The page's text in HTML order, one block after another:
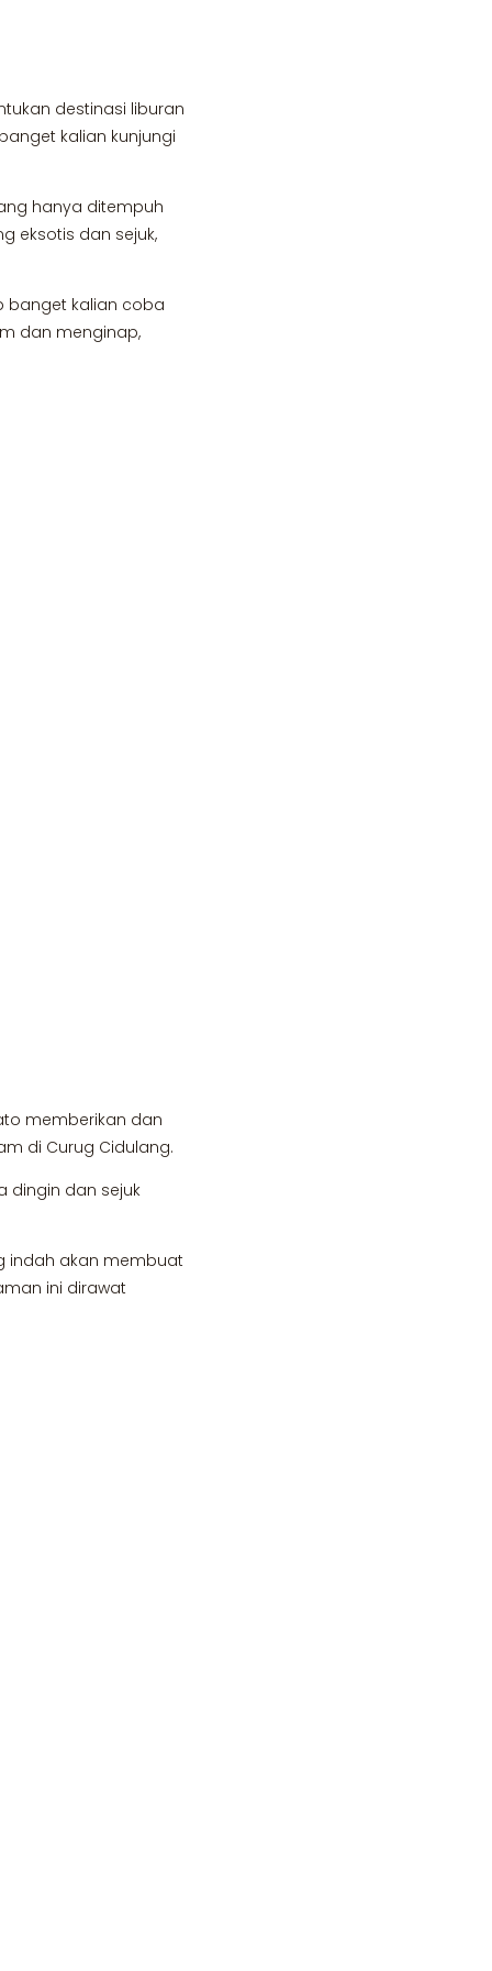
destinasi liburan
kalian kunjungi
hanya ditempuh
eksotis dan sejuk,
banget kalian coba
dan menginap,
memberikan dan
di Curug Cidulang.
dingin dan sejuk
indah akan membuat
ini dirawat